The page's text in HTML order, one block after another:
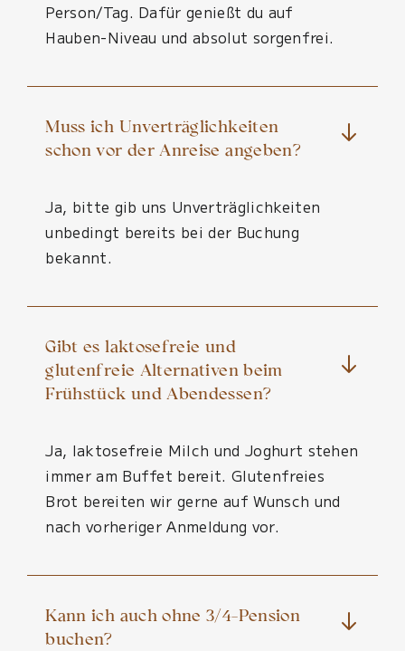
Person/Tag. Dafür genießt du auf
Hauben-Niveau und absolut sorgenfrei.
Muss ich Unverträglichkeiten
schon vor der Anreise angeben?
Ja, bitte gib uns Unverträglichkeiten
unbedingt bereits bei der Buchung
bekannt.
Gibt es laktosefreie und
glutenfreie Alternativen beim
Frühstück und Abendessen?
Ja, laktosefreie Milch und Joghurt stehen
immer am Buffet bereit. Glutenfreies
Brot bereiten wir gerne auf Wunsch und
nach vorheriger Anmeldung vor.
Kann ich auch ohne 3/4-Pension
buchen?